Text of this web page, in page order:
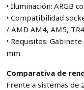
• Iluminación: ARGB
• Compatibilidad
/ AMD AM4, AM5,
• Requisitos:
mm
Comparativa de
Frente a sistemas de